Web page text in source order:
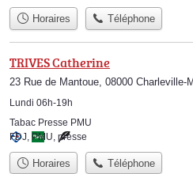
Horaires Téléphone
TRIVES Catherine
23 Rue de Mantoue, 08000 Charleville-
Lundi 06h-19h
Tabac Presse PMU
FDJ PMU presse
Horaires Téléphone